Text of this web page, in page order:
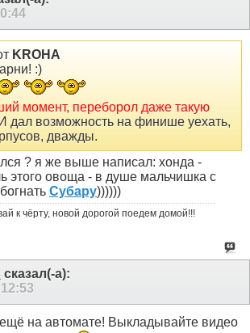
KROHA
:)
момент, переборол даже такую
И дал возможность на финише уехать,
дважды.
? я же выше написал: хонда -
этого овоща - в душе мальчишка с
Субару))))))
к чёрту, новой дорогой поедем домой!!!
сказал(-а):
12:53
на автомате! Выкладывайте видео